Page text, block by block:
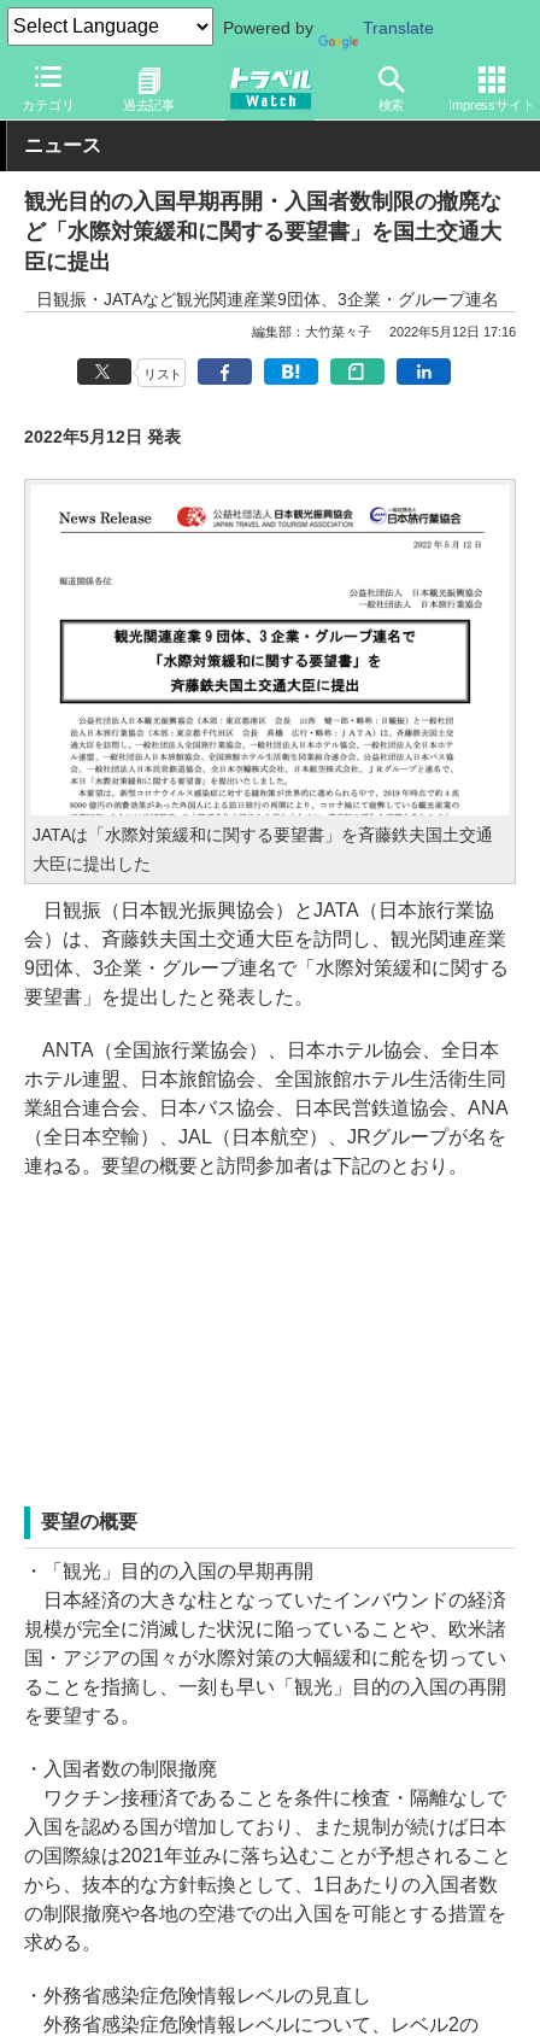
Powered by Translate
カテゴリ 過去記事 検索 Impressサイト
トラベル Watch 企業・政府・官庁 政府・官庁 国土交通省
ニュース
観光目的の入国早期再開・入国者数制限の撤廃な
ど「水際対策緩和に関する要望書」を国土交通大
臣に提出
日観振・JATAなど観光関連産業9団体、3企業・グループ連名
編集部：大竹菜々子 2022年5月12日 17:16
リスト
2022年5月12日 発表
JATAは「水際対策緩和に関する要望書」を斉藤鉄夫国土交通
大臣に提出した
日観振（日本観光振興協会）とJATA（日本旅行業協
会）は、斉藤鉄夫国土交通大臣を訪問し、観光関連産業
9団体、3企業・グループ連名で「水際対策緩和に関する
要望書」を提出したと発表した。
ANTA（全国旅行業協会）、日本ホテル協会、全日本
ホテル連盟、日本旅館協会、全国旅館ホテル生活衛生同
業組合連合会、日本バス協会、日本民営鉄道協会、ANA
（全日本空輸）、JAL（日本航空）、JRグループが名を
連ねる。要望の概要と訪問参加者は下記のとおり。
要望の概要
・「観光」目的の入国の早期再開
日本経済の大きな柱となっていたインバウンドの経済
規模が完全に消滅した状況に陥っていることや、欧米諸
国・アジアの国々が水際対策の大幅緩和に舵を切ってい
ることを指摘し、一刻も早い「観光」目的の入国の再開
を要望する。
・入国者数の制限撤廃
ワクチン接種済であることを条件に検査・隔離なしで
入国を認める国が増加しており、また規制が続けば日本
の国際線は2021年並みに落ち込むことが予想されること
から、抜本的な方針転換として、1日あたりの入国者数
の制限撤廃や各地の空港での出入国を可能とする措置を
求める。
・外務省感染症危険情報レベルの見直し
外務省感染症危険情報レベルについて、レベル2の